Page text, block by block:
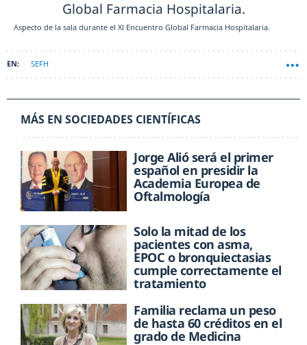
Aspecto de la sala durante el XI Encuentro Global Farmacia Hospitalaria.
SEFH
MÁS EN SOCIEDADES CIENTÍFICAS
Jorge Alió será el primer
español en presidir la
Academia Europea de
Oftalmología
Solo la mitad de los
pacientes con asma,
EPOC o bronquiectasias
cumple correctamente el
tratamiento
Familia reclama un peso
de hasta 60 créditos en el
grado de Medicina